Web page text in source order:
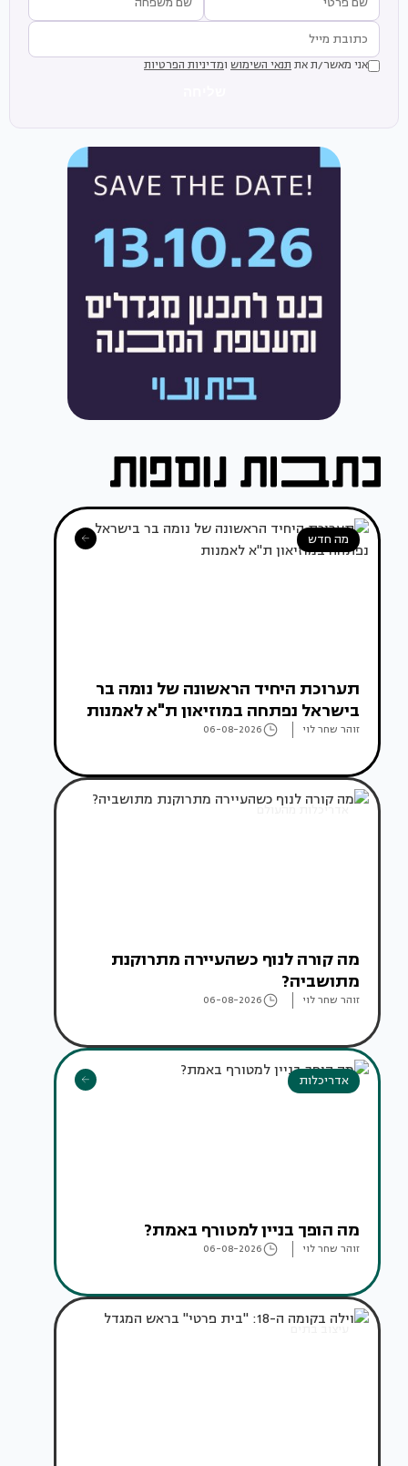
אני מאשר/ת את תנאי השימוש ומדיניות הפרטיות
מה חדש
תערוכת היחיד הראשונה של נומה בר
בישראל נפתחה במוזיאון ת"א לאמנות
זוהר שחר לוי 06-08-2026
אדריכלות מהעולם
מה קורה לנוף כשהעיירה מתרוקנת
מתושביה?
זוהר שחר לוי 06-08-2026
אדריכלות
מה הופך בניין למטורף באמת?
זוהר שחר לוי 06-08-2026
עיצוב בתים